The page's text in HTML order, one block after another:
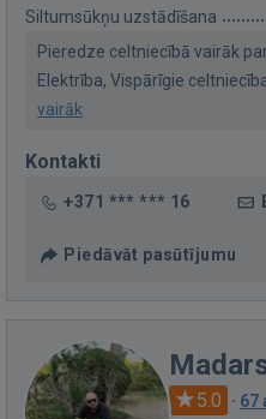
Siltumsūkņu uzstādīšana
Pieredze celtniecībā vairāk
Elektrība, Vispārīgie
vairāk
Kontakti
+371 *** *** 16
Piedāvāt pasūtījumu
5.0 · 67